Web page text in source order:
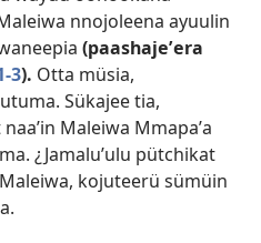
nnojoleena ayuulin
(paashajeʼera
3). Otta müsia,
Sükajee tia,
Maleiwa Mmapaʼa
¿Jamaluʼulu pütchikat
kojuteerü sümüin